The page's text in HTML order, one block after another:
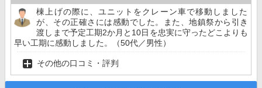
棟上げの際に、ユニットをクレーン車で移動しました
が、その正確さには感動でした。また、地鎮祭から引き
渡しまで予定工期2か月と10日を忠実に守ったどこよりも
早い工期に感動しました。（50代／男性）
その他の口コミ・評判